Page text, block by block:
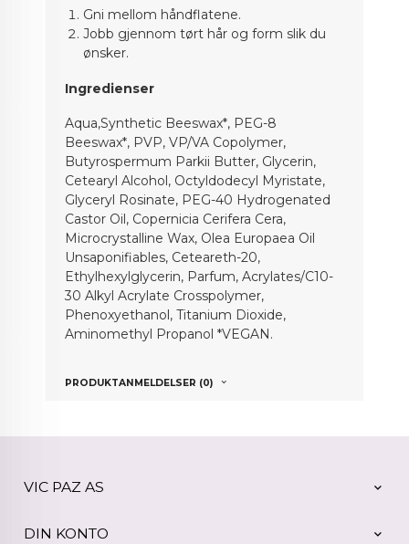
Gni mellom håndflatene.
Jobb gjennom tørt hår og form slik du
ønsker.
Ingredienser
Aqua,Synthetic Beeswax*, PEG-8
Beeswax*, PVP, VP/VA Copolymer,
Butyrospermum Parkii Butter, Glycerin,
Cetearyl Alcohol, Octyldodecyl Myristate,
Glyceryl Rosinate, PEG-40 Hydrogenated
Castor Oil, Copernicia Cerifera Cera,
Microcrystalline Wax, Olea Europaea Oil
Unsaponifiables, Ceteareth-20,
Ethylhexylglycerin, Parfum, Acrylates/C10-
30 Alkyl Acrylate Crosspolymer,
Phenoxyethanol, Titanium Dioxide,
Aminomethyl Propanol *VEGAN.
PRODUKTANMELDELSER (0)
VIC PAZ AS
DIN KONTO